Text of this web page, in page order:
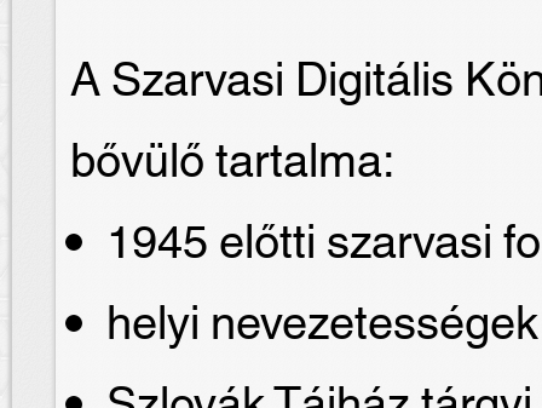
A Szarvasi Digitális
bővülő tartalma:
1945 előtti szarvasi
helyi